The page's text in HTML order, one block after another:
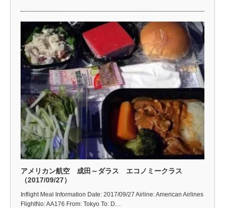
アメリカン航空 成田～ダラス エコノミークラス
（2017/09/27）
Inflight Meal Information Date: 2017/09/27 Airline: American Airlines
FlightNo: AA176 From: Tokyo To: D…